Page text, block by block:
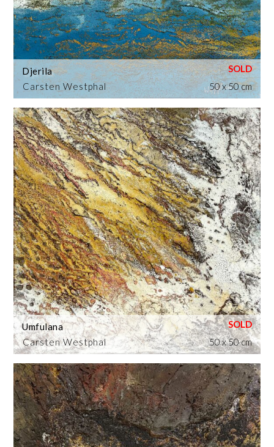
Carsten Westphal
Djerila
50 x 50 cm
Carsten Westphal
Umfulana
50 x 50 cm